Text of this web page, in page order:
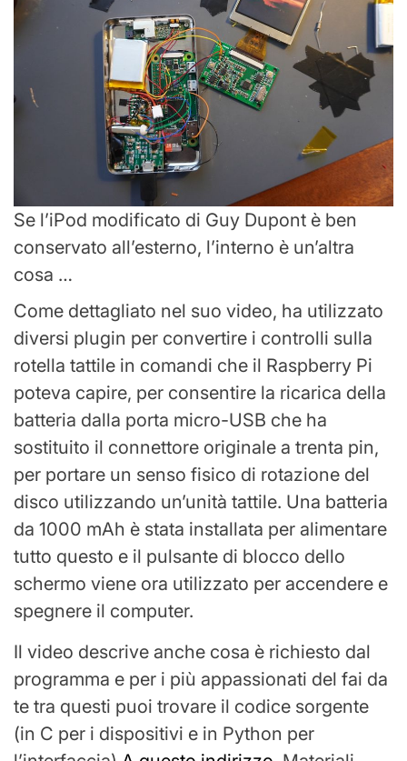
Se l’iPod modificato di Guy Dupont è ben
conservato all’esterno, l’interno è un’altra
cosa …
Come dettagliato nel suo video, ha utilizzato
diversi plugin per convertire i controlli sulla
rotella tattile in comandi che il Raspberry Pi
poteva capire, per consentire la ricarica della
batteria dalla porta micro-USB che ha
sostituito il connettore originale a trenta pin,
per portare un senso fisico di rotazione del
disco utilizzando un’unità tattile. Una batteria
da 1000 mAh è stata installata per alimentare
tutto questo e il pulsante di blocco dello
schermo viene ora utilizzato per accendere e
spegnere il computer.
Il video descrive anche cosa è richiesto dal
programma e per i più appassionati del fai da
te tra questi puoi trovare il codice sorgente
(in C per i dispositivi e in Python per